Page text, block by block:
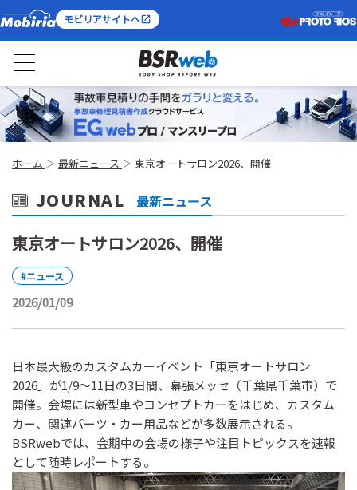
モビリアサイトへ
ホーム 最新ニュース 東京オートサロン2026、開催
JOURNAL 最新ニュース
東京オートサロン2026、開催
#ニュース
2026/01/09
日本最大級のカスタムカーイベント「東京オートサロン
2026」が1/9～11日の3日間、幕張メッセ（千葉県千葉市）で
開催。会場には新型車やコンセプトカーをはじめ、カスタム
カー、関連パーツ・カー用品などが多数展示される。
BSRwebでは、会期中の会場の様子や注目トピックスを速報
として随時レポートする。